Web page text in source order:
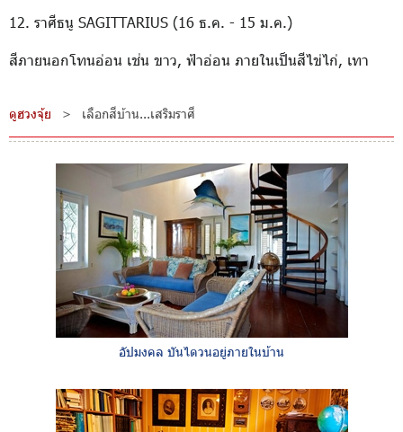
12. ราศีธนู SAGITTARIUS (16 ธ.ค. - 15 ม.ค.)
สีภายนอกโทนอ่อน เช่น ขาว, ฟ้าอ่อน ภายในเป็นสีไข่ไก่, เทา
ดูฮวงจุ้ย > เลือกสีบ้าน...เสริมราศี
อัปมงคล บันไดวนอยู่ภายในบ้าน